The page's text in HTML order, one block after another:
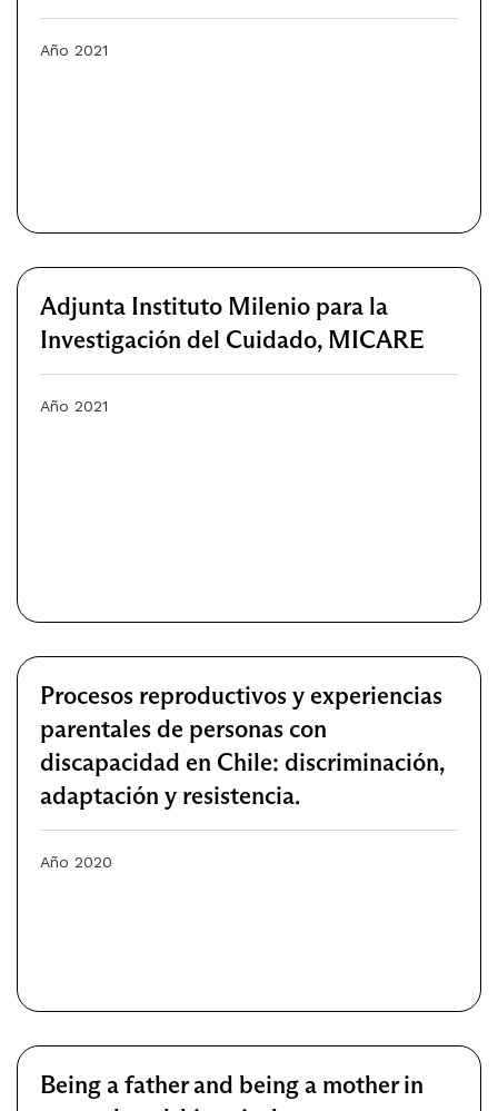
Año 2021
Adjunta Instituto Milenio para la
Investigación del Cuidado, MICARE
Año 2021
Procesos reproductivos y experiencias
parentales de personas con
discapacidad en Chile: discriminación,
adaptación y resistencia.
Año 2020
Being a father and being a mother in